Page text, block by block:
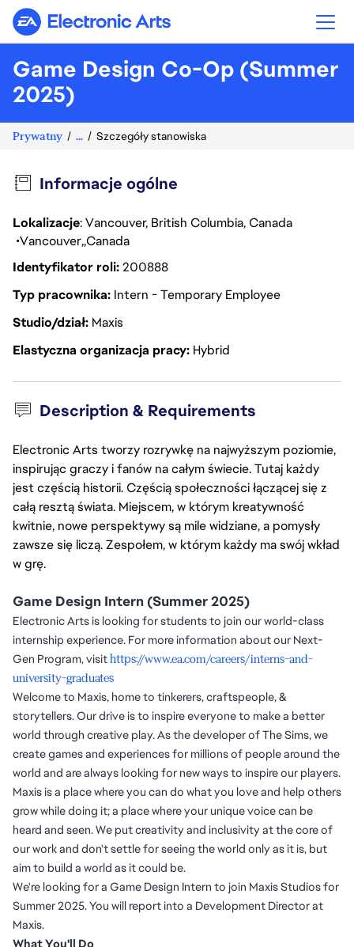
Electronic Arts
Game Design Co-Op (Summer
2025)
Prywatny ... Szczegóły stanowiska
Informacje ogólne
Lokalizacje: Vancouver, British Columbia, Canada
Vancouver Canada
Identyfikator roli200888
Typ pracownika Intern - Temporary Employee
Studio/dział Maxis
Elastyczna organizacja pracy Hybrid
Description & Requirements
Electronic Arts tworzy rozrywkę na najwyższym poziomie,
inspirując graczy i fanów na całym świecie. Tutaj każdy
jest częścią historii. Częścią społeczności łączącej się z
całą resztą świata. Miejscem, w którym kreatywność
kwitnie, nowe perspektywy są mile widziane, a pomysły
zawsze się liczą. Zespołem, w którym każdy ma swój wkład
w grę.
Game Design Intern (Summer 2025)
Electronic Arts is looking for students to join our world-class
internship experience. For more information about our Next-
Gen Program, visithttps://www.ea.com/careers/interns-and-
university-graduates
Welcome to Maxis, home to tinkerers, craftspeople, &
storytellers. Our drive is to inspire everyone to make a better
world through creative play. As the developer of The Sims, we
create games and experiences for millions of people around the
world and are always looking for new ways to inspire our players.
Maxis is a place where you can do what you love and help others
grow while doing it; a place where your unique voice can be
heard and seen. We put creativity and inclusivity at the core of
our work and don't settle for seeing the world only as it is, but
aim to build a world as it could be.
We're looking for a Game Design Intern to join Maxis Studios for
Summer 2025. You will report into a Development Director at
Maxis.
What You'll Do